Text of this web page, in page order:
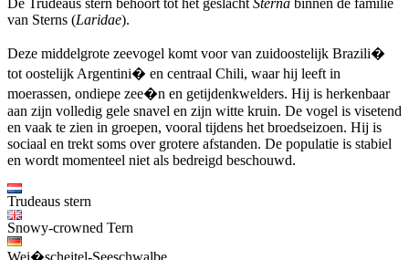
De Trudeaus stern behoort tot het geslacht Sterna binnen de familie
van Sterns (Laridae).
Deze middelgrote zeevogel komt voor van zuidoostelijk Brazili�
tot oostelijk Argentini� en centraal Chili, waar hij leeft in
moerassen, ondiepe zee�n en getijdenkwelders. Hij is herkenbaar
aan zijn volledig gele snavel en zijn witte kruin. De vogel is visetend
en vaak te zien in groepen, vooral tijdens het broedseizoen. Hij is
sociaal en trekt soms over grotere afstanden. De populatie is stabiel
en wordt momenteel niet als bedreigd beschouwd.
Trudeaus stern
Snowy-crowned Tern
Wei�scheitel-Seeschwalbe